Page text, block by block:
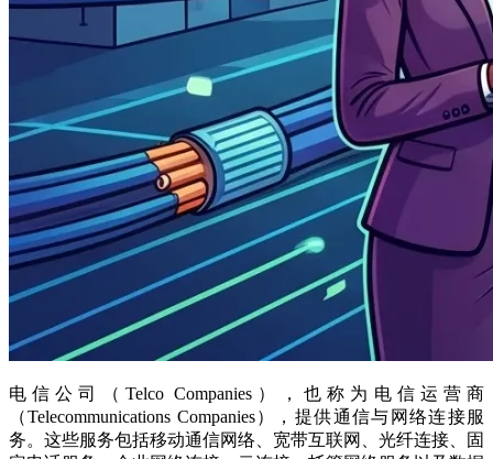
电信公司（Telco Companies），也称为电信运营商
（Telecommunications Companies），提供通信与网络连接服
务。这些服务包括移动通信网络、宽带互联网、光纤连接、固